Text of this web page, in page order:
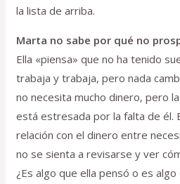
la lista de arriba.
Marta no sabe por qué no
Ella «piensa» que no ha tenido
trabaja y trabaja, pero nada
no necesita mucho dinero, pero
está estresada por la falta de él.
relación con el dinero entre
no se sienta a revisarse y ver
¿Es algo que ella pensó o es